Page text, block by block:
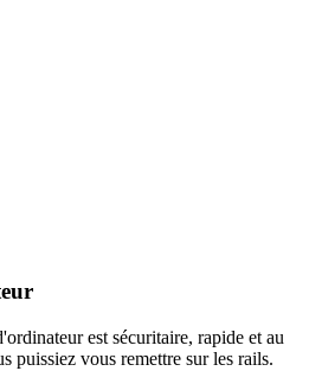
est sécuritaire, rapide et au
puissiez vous remettre sur les rails.